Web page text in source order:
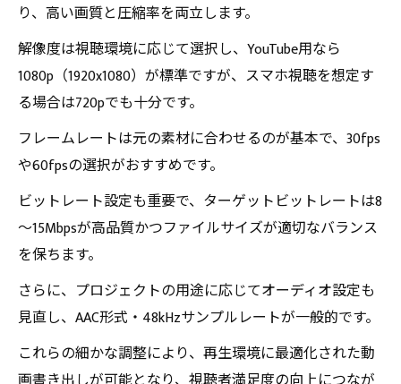
り、高い画質と圧縮率を両立します。
解像度は視聴環境に応じて選択し、YouTube用なら
1080p（1920x1080）が標準ですが、スマホ視聴を想定す
る場合は720pでも十分です。
フレームレートは元の素材に合わせるのが基本で、30fps
や60fpsの選択がおすすめです。
ビットレート設定も重要で、ターゲットビットレートは8
～15Mbpsが高品質かつファイルサイズが適切なバランス
を保ちます。
さらに、プロジェクトの用途に応じてオーディオ設定も
見直し、AAC形式・48kHzサンプルレートが一般的です。
これらの細かな調整により、再生環境に最適化された動